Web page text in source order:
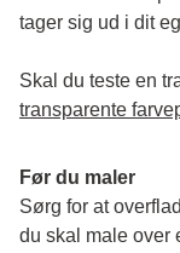
tager sig ud i dit
transparente
Før du maler
Sørg for at
du skal male over